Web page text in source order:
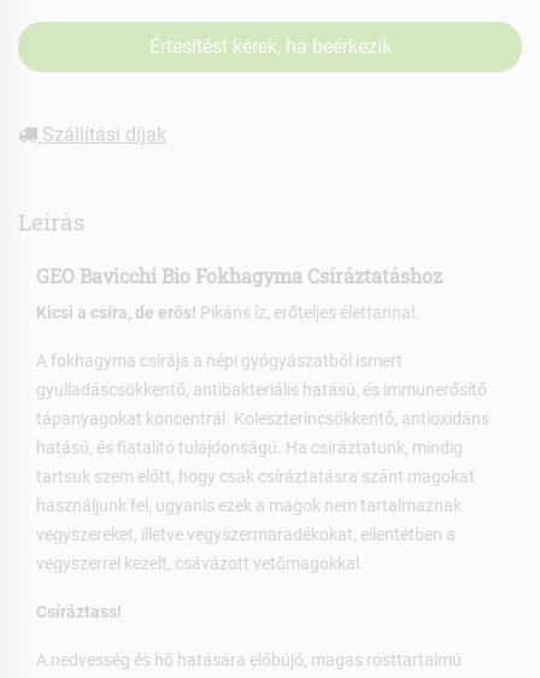
Értesítést kérek, ha beérkezik
Szállítási díjak
Leírás
GEO Bavicchi Bio Fokhagyma Csíráztatáshoz
Kicsi a csíra, de erős! Pikáns íz, erőteljes élettannal.
A fokhagyma csírája a népi gyógyászatból ismert
gyulladáscsökkentő, antibakteriális hatású, és immunerősítő
tápanyagokat koncentrál. Koleszterincsökkentő, antioxidáns
hatású, és fiatalító tulajdonságú. Ha csíráztatunk, mindig
tartsuk szem előtt, hogy csak csíráztatásra szánt magokat
használjunk fel, ugyanis ezek a magok nem tartalmaznak
vegyszereket, illetve vegyszermaradékokat, ellentétben a
vegyszerrel kezelt, csávázott vetőmagokkal.
Csíráztass!
A nedvesség és hő hatására előbújó, magas rosttartalmú